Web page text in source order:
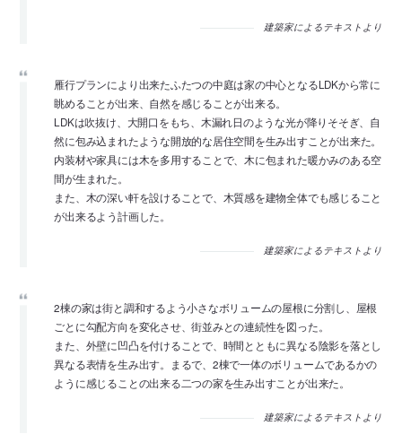
建築家によるテキストより
雁行プランにより出来たふたつの中庭は家の中心となるLDKから常に
眺めることが出来、自然を感じることが出来る。
LDKは吹抜け、大開口をもち、木漏れ日のような光が降りそそぎ、自
然に包み込まれたような開放的な居住空間を生み出すことが出来た。
内装材や家具には木を多用することで、木に包まれた暖かみのある空
間が生まれた。
また、木の深い軒を設けることで、木質感を建物全体でも感じること
が出来るよう計画した。
建築家によるテキストより
2棟の家は街と調和するよう小さなボリュームの屋根に分割し、屋根
ごとに勾配方向を変化させ、街並みとの連続性を図った。
また、外壁に凹凸を付けることで、時間とともに異なる陰影を落とし
異なる表情を生み出す。まるで、2棟で一体のボリュームであるかの
ように感じることの出来る二つの家を生み出すことが出来た。
建築家によるテキストより